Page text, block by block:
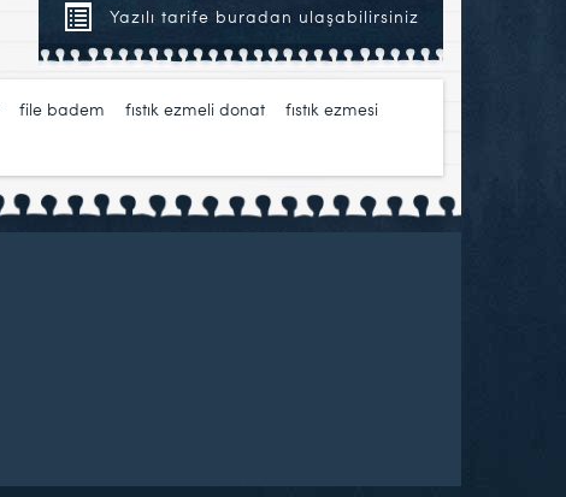
Yazılı tarife buradan ulaşabilirsiniz
file badem fıstık ezmeli donat fıstık ezmesi